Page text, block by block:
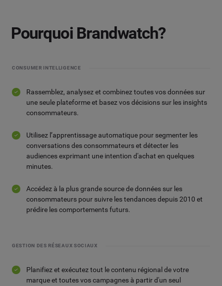
Pourquoi Brandwatch?
CONSUMER INTELLIGENCE
Rassemblez, analysez et combinez toutes vos données sur
une seule plateforme et basez vos décisions sur les insights
consommateurs.
Utilisez l’apprentissage automatique pour segmenter les
conversations des consommateurs et détecter les
audiences exprimant une intention d'achat en quelques
minutes.
Accédez à la plus grande source de données sur les
consommateurs pour suivre les tendances depuis 2010 et
prédire les comportements futurs.
GESTION DES RÉSEAUX SOCIAUX
Planifiez et exécutez tout le contenu régional de votre
marque et toutes vos campagnes à partir d'un seul